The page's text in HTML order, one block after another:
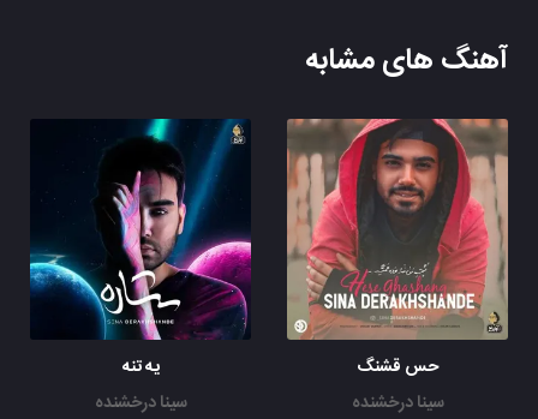
آهنگ های مشابه
حس قشنگ
سینا درخشنده
یه تنه
سینا درخشنده